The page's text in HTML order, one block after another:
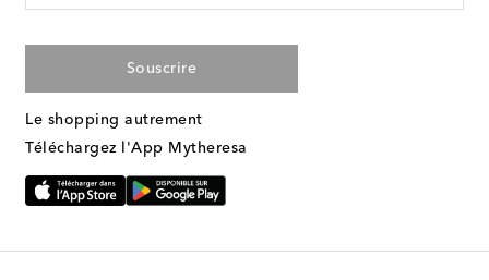
Souscrire
Le shopping autrement
Téléchargez l'App Mytheresa